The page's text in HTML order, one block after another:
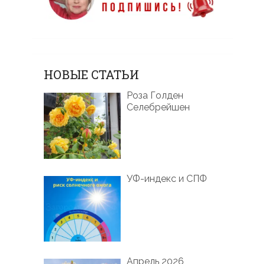
НОВЫЕ СТАТЬИ
Роза Голден
Селебрейшен
УФ-индекс и СПФ
Апрель 2026